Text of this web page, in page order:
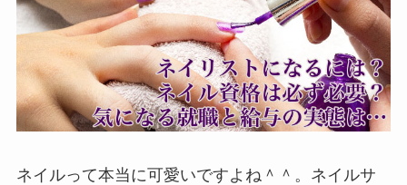
ネイルって本当に可愛いですよね＾＾。ネイルサ